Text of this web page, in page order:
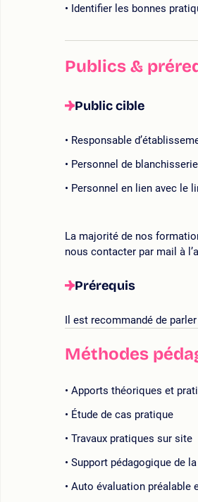
Identifier les bonnes
Publics &
Public cible
Responsable
Personnel de blanchisserie
Personnel en lien avec le
La majorité de nos
nous contacter par mail à
Prérequis
Il est recommandé de
Méthodes
Apports théoriques et
Étude de cas pratique
Travaux pratiques sur site
Support pédagogique de la
Auto évaluation préalable